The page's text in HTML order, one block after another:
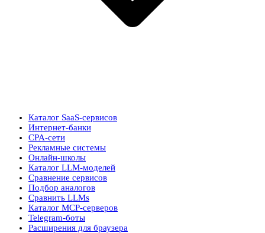
Каталог SaaS-сервисов
Интернет-банки
CPA-сети
Рекламные системы
Онлайн-школы
Каталог LLM-моделей
Сравнение сервисов
Подбор аналогов
Сравнить LLMs
Каталог MCP-серверов
Telegram-боты
Расширения для браузера